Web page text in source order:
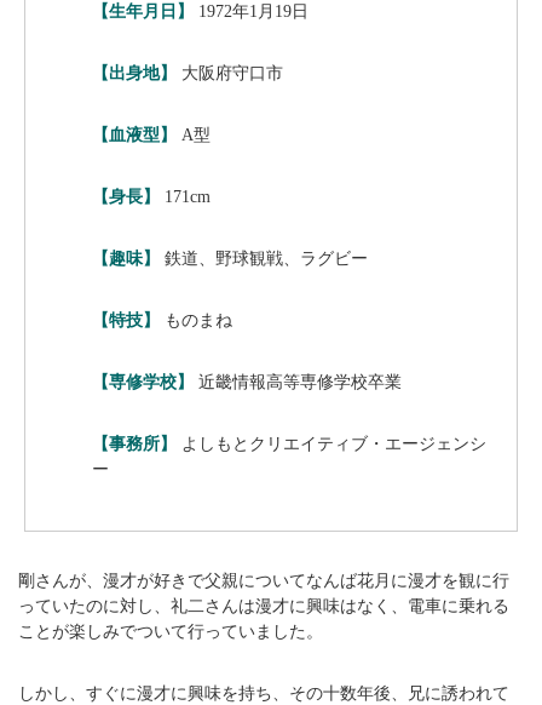
【生年月日】 1972年1月19日
【出身地】 大阪府守口市
【血液型】 A型
【身長】 171cm
【趣味】 鉄道、野球観戦、ラグビー
【特技】 ものまね
【専修学校】 近畿情報高等専修学校卒業
【事務所】
よしもとクリエイティブ・エージェンシ
ー
剛さんが、漫才が好きで父親についてなんば花月に漫才を観に行
っていたのに対し、礼二さんは漫才に興味はなく、電車に乗れる
ことが楽しみでついて行っていました。
しかし、すぐに漫才に興味を持ち、その十数年後、兄に誘われて